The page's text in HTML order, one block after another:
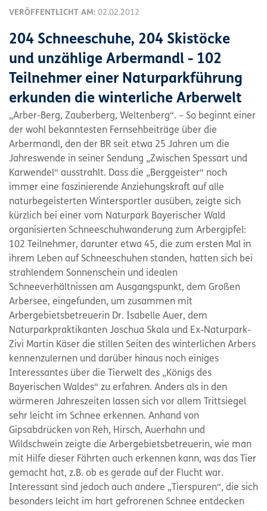
VERÖFFENTLICHT AM: 02.02.2012
204 Schneeschuhe, 204 Skistöcke
und unzählige Arbermandl - 102
Teilnehmer einer Naturparkführung
erkunden die winterliche Arberwelt
„Arber-Berg, Zauberberg, Weltenberg“. – So beginnt einer
der wohl bekanntesten Fernsehbeiträge über die
Arbermandl, den der BR seit etwa 25 Jahren um die
Jahreswende in seiner Sendung „Zwischen Spessart und
Karwendel“ ausstrahlt. Dass die „Berggeister“ noch
immer eine faszinierende Anziehungskraft auf alle
naturbegeisterten Wintersportler ausüben, zeigte sich
kürzlich bei einer vom Naturpark Bayerischer Wald
organisierten Schneeschuhwanderung zum Arbergipfel:
102 Teilnehmer, darunter etwa 45, die zum ersten Mal in
ihrem Leben auf Schneeschuhen standen, hatten sich bei
strahlendem Sonnenschein und idealen
Schneeverhältnissen am Ausgangspunkt, dem Großen
Arbersee, eingefunden, um zusammen mit
Arbergebietsbetreuerin Dr. Isabelle Auer, dem
Naturparkpraktikanten Joschua Skala und Ex-Naturpark-
Zivi Martin Käser die stillen Seiten des winterlichen Arbers
kennenzulernen und darüber hinaus noch einiges
Interessantes über die Tierwelt des „Königs des
Bayerischen Waldes“ zu erfahren. Anders als in den
wärmeren Jahreszeiten lassen sich vor allem Trittsiegel
sehr leicht im Schnee erkennen. Anhand von
Gipsabdrücken von Reh, Hirsch, Auerhahn und
Wildschwein zeigte die Arbergebietsbetreuerin, wie man
mit Hilfe dieser Fährten auch erkennen kann, was das Tier
gemacht hat, z.B. ob es gerade auf der Flucht war.
Interessant sind jedoch auch andere „Tierspuren“, die sich
besonders leicht im hart gefrorenen Schnee entdecken